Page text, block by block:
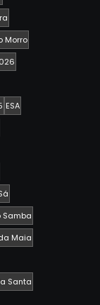
Morro
ESA
Samba
Maia
Santa